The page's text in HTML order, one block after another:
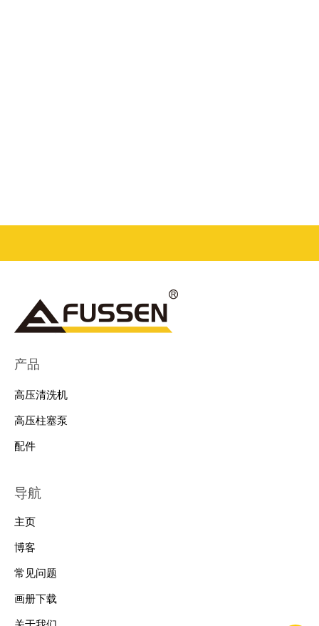
产品
高压清洗机
高压柱塞泵
配件
导航
主页
博客
常见问题
画册下载